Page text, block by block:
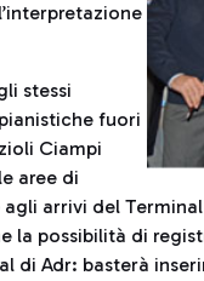
stessi
fuori
Ciampi
aree di
arrivi del
la possibilità di
di Adr: basterà